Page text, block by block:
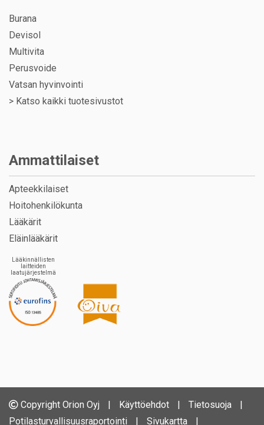
Burana
Devisol
Multivita
Perusvoide
Vatsan hyvinvointi
> Katso kaikki tuotesivustot
Ammattilaiset
Apteekkilaiset
Hoitohenkilökunta
Lääkärit
Eläinlääkärit
Lääkinnällisten
laitteiden
laatujärjestelmä
Copyright Orion Oyj Käyttöehdot Tietosuoja
Potilasturvallisuusraportointi
Sivukartta